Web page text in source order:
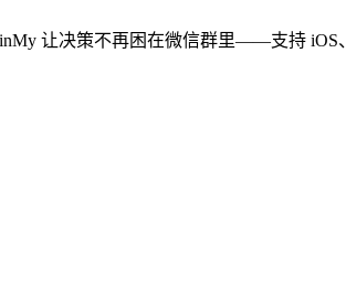
让决策不再困在微信群里——支持 iOS